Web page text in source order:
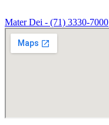
Mater Dei - (71) 3330-7000